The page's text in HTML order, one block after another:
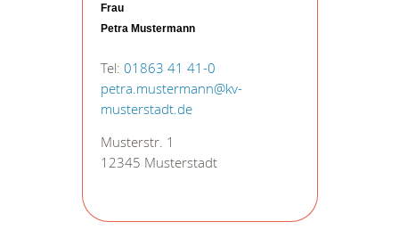
Frau
Petra Mustermann
Tel: 01863 41 41-0
petra.mustermann@kv-
musterstadt.de
Musterstr. 1
12345 Musterstadt